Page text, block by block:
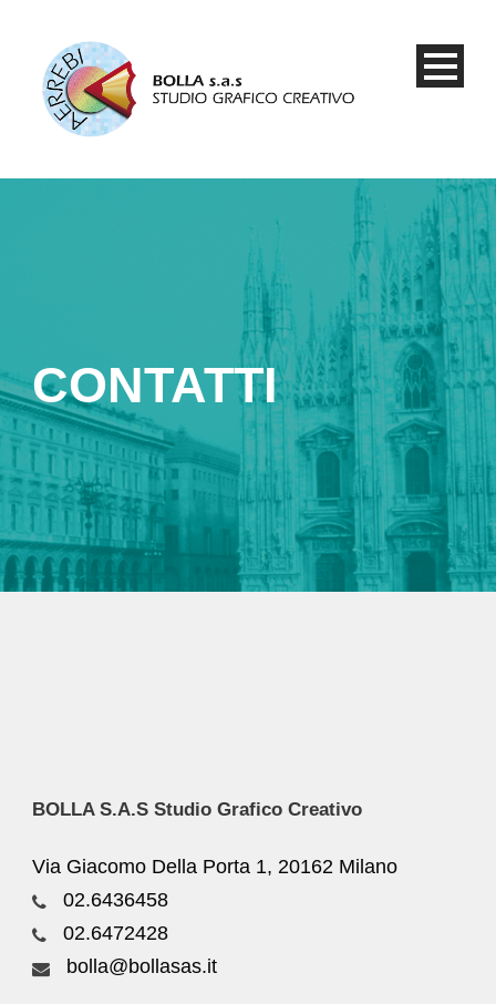
CONTATTI
BOLLA S.A.S Studio Grafico Creativo
Via Giacomo Della Porta 1, 20162 Milano
02.6436458
02.6472428
bolla@bollasas.it